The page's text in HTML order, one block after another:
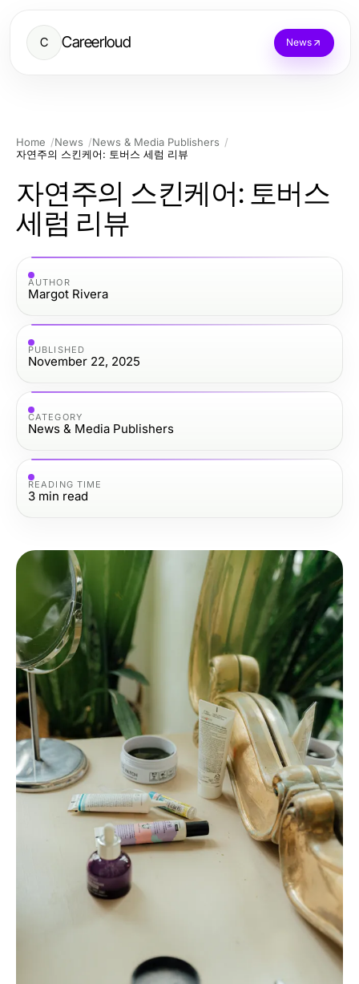
C Careerloud News
Home News
News & Media Publishers
자연주의 스킨케어: 토버스 세럼 리뷰
자연주의 스킨케어: 토버스
세럼 리뷰
AUTHOR
Margot Rivera
PUBLISHED
November 22, 2025
CATEGORY
News & Media Publishers
READING TIME
3 min read